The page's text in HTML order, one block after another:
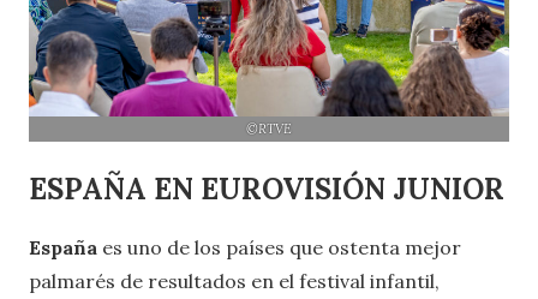
©RTVE
ESPAÑA EN EUROVISIÓN JUNIOR
España es uno de los países que ostenta mejor
palmarés de resultados en el festival infantil,